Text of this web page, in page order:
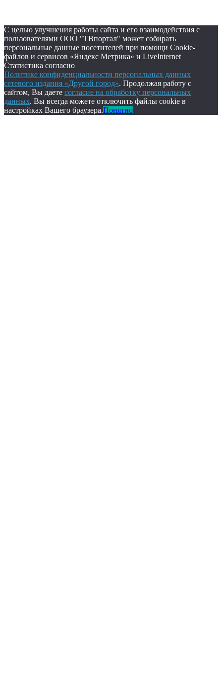
С целью улучшения работы сайта и его взаимодействия с
пользователями ООО "ТВпортал" может собирать
персональные данные посетителей при помощи Cookie-
файлов и сервисов «Яндекс Метрика» и LiveInternet
Статистика согласно
Политике конфиденциальности персональных данных
сетевого издания «Другой город». Продолжая работу с
сайтом, Вы даете согласие на обработку персональных
данных. Вы всегда можете отключить файлы cookie в
настройках Вашего браузера.Понятно